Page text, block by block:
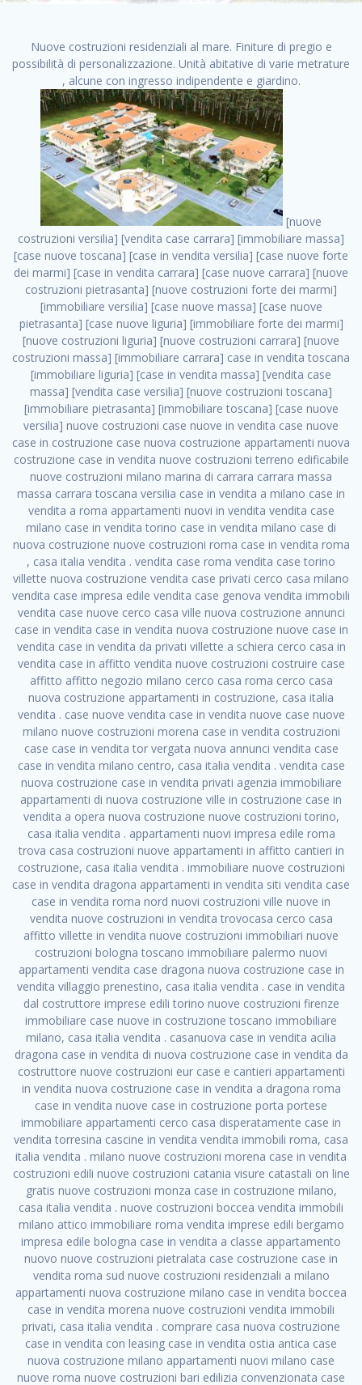
Nuove costruzioni residenziali al mare. Finiture di pregio e
possibilità di personalizzazione. Unità abitative di varie metrature
, alcune con ingresso indipendente e giardino.
[nuove costruzioni versilia] [vendita case carrara] [immobiliare massa] [case nuove toscana] [case in vendita versilia] [case nuove forte dei marmi] [case in vendita carrara] [case nuove carrara] [nuove costruzioni pietrasanta] [nuove costruzioni forte dei marmi] [immobiliare versilia] [case nuove massa] [case nuove pietrasanta] [case nuove liguria] [immobiliare forte dei marmi] [nuove costruzioni liguria] [nuove costruzioni carrara] [nuove costruzioni massa] [immobiliare carrara] case in vendita toscana [immobiliare liguria] [case in vendita massa] [vendita case massa] [vendita case versilia] [nuove costruzioni toscana] [immobiliare pietrasanta] [immobiliare toscana] [case nuove versilia] nuove costruzioni case nuove in vendita case nuove case in costruzione case nuova costruzione appartamenti nuova costruzione case in vendita nuove costruzioni terreno edificabile nuove costruzioni milano marina di carrara carrara massa massa carrara toscana versilia case in vendita a milano case in vendita a roma appartamenti nuovi in vendita vendita case milano case in vendita torino case in vendita milano case di nuova costruzione nuove costruzioni roma case in vendita roma , casa italia vendita . vendita case roma vendita case torino villette nuova costruzione vendita case privati cerco casa milano vendita case impresa edile vendita case genova vendita immobili vendita case nuove cerco casa ville nuova costruzione annunci case in vendita case in vendita nuova costruzione nuove case in vendita case in vendita da privati villette a schiera cerco casa in vendita case in affitto vendita nuove costruzioni costruire case affitto affitto negozio milano cerco casa roma cerco casa nuova costruzione appartamenti in costruzione, casa italia vendita . case nuove vendita case in vendita nuove case nuove milano nuove costruzioni morena case in vendita costruzioni case case in vendita tor vergata nuova annunci vendita case case in vendita milano centro, casa italia vendita . vendita case nuova costruzione case in vendita privati agenzia immobiliare appartamenti di nuova costruzione ville in costruzione case in vendita a opera nuova costruzione nuove costruzioni torino, casa italia vendita . appartamenti nuovi impresa edile roma trova casa costruzioni nuove appartamenti in affitto cantieri in costruzione, casa italia vendita . immobiliare nuove costruzioni case in vendita dragona appartamenti in vendita siti vendita case case in vendita roma nord nuovi costruzioni ville nuove in vendita nuove costruzioni in vendita trovocasa cerco casa affitto villette in vendita nuove costruzioni immobiliari nuove costruzioni bologna toscano immobiliare palermo nuovi appartamenti vendita case dragona nuova costruzione case in vendita villaggio prenestino, casa italia vendita . case in vendita dal costruttore imprese edili torino nuove costruzioni firenze immobiliare case nuove in costruzione toscano immobiliare milano, casa italia vendita . casanuova case in vendita acilia dragona case in vendita di nuova costruzione case in vendita da costruttore nuove costruzioni eur case e cantieri appartamenti in vendita nuova costruzione case in vendita a dragona roma case in vendita nuove case in costruzione porta portese immobiliare appartamenti cerco casa disperatamente case in vendita torresina cascine in vendita vendita immobili roma, casa italia vendita . milano nuove costruzioni morena case in vendita costruzioni edili nuove costruzioni catania visure catastali on line gratis nuove costruzioni monza case in costruzione milano, casa italia vendita . nuove costruzioni boccea vendita immobili milano attico immobiliare roma vendita imprese edili bergamo impresa edile bologna case in vendita a classe appartamento nuovo nuove costruzioni pietralata case costruzione case in vendita roma sud nuove costruzioni residenziali a milano appartamenti nuova costruzione milano case in vendita boccea case in vendita morena nuove costruzioni vendita immobili privati, casa italia vendita . comprare casa nuova costruzione case in vendita con leasing case in vendita ostia antica case nuova costruzione milano appartamenti nuovi milano case nuove roma nuove costruzioni bari edilizia convenzionata case in vendita a tortona villaggio prenestino case in vendita toscano immobiliare professione casa nuove costruzioni parma impresa costruzioni nuove case nuove costruzioni bergamo vendita immobili torino ville di nuova costruzione solo affitti appartamento nuovo in vendita appartamenti nuova costruzione roma case nuova costruzione roma, casa italia vendita . nuove costruzioni a milano case in costruzione roma impresa di costruzioni grimaldi immobiliare costruzioni villetta nuova costruzione case in vendita da imprese edili cerco casa a acquisto casa in costruzione nuove costruzioni mare costruzioni immobiliari cantieri nuove costruzioni acquisto casa nuova costruzione nuove costruzioni padova comprare casa in costruzione impresa edile napoli nuove costruzioni pescara casa risorse immobiliari, casa italia vendita . immobili in costruzione villette nuove villette nuove in vendita gabetti imprese edili verona nuove costruzioni milano sud nuovi immobili nuove costruzioni legnano, casa italia vendita . cantieri nuove costruzioni milano villa nuova case vendita nuove costruzioni appartamenti in vendita nuovi immobili nuovi costruttori case imprese edili brescia nuovi appartamenti milano case in vendita selva nera casa nuova retecasa case nuova costruzione in vendita monolocale imprese edili firenze imprese edili padova frimm vendita case dragona nuove costruzioni vendita imprese edili parma imprese di costruzioni milano immobiliare toscano frimm immobiliare roma case case dal costruttore acquisto terreno agricolo imprese edili italiane roma vende casa case nuove a milano nuove costruzioni a roma imprese costruzioni roma cerco casa nuova immobili di nuova costruzione case in vendita castelverde roma impresa edile palermo rent to buy roma nuove costruzioni, casa italia vendita . tempocasa case in vendita a riscatto nuove costruzioni varese nuove costruzioni bolzano vendita case in costruzione nuove costruzioni lecce cantiere milano costruire villa imprese edili treviso impresa edile catania case in vendita roma tiburtina vendita appartamenti nuova costruzione vendita immobili commerciali case nuove in vendita milano nuove costruzioni seregno cerca casa vendita cerco casa milano vendita nuove costruzioni milano ovest vendita case nuove milano imprese edili modena nuove costruzioni milano centro case in vendita aranova nuove abitazioni, casa italia vendita ., casa italia vendita . nuove costruzioni brescia nuove costruzioni como appartamenti nuovi in vendita a milano case in vendita bologna nuove costruzioni appartamenti in vendita milano nuova costruzione imprese edili como morena nuove costruzioni nuove costruzioni case vendita appartamenti nuovi nuove costruzioni salerno eurekasa villette in costruzione bilocali nuovi case nuove in vendita a roma case in vendita con permuta nuove costruzioni trento impresa edile varese imprese costruzioni milano imprese edili venezia case in vendita prenestina imprese edili spa nuove costruzioni gallarate roma nuove costruzioni case in nuova costruzione nuovi case nuove in vendita a milano nuove costruzioni loano nuovi cantieri milano imprese edili novara case in vendita roma est imprese di costruzioni roma appartamenti in costruzione milano nuovi cantieri cerco casa vendita milano nuove costruzioni brugherio vendita case da imprese edili imprese edili udine nuove costruzioni direttamente dal costruttore imprese edili vicenza case in vendita a loano nuova costruzione nuove villette prezzi case nuove case in vendita in costruzione compravendita terreno agricolo cantiere, casa italia vendita . case in vendita milano navigli costruzione nuova casa costruzioni nuove milano nuove costruzioni roma rent to buy nuove costruzioni taranto palazzo in costruzione vendita appartamenti nuova costruzione milano centro costruzioni milano case in vendita milano nuove costruzioni case in vendita milano sud impresa edile como case nuove a roma boccea case in vendita imprese edili trento nuove costruzioni buccinasco case in costruzione a milano nuove costruzioni ripamonti case in vendita a salerno nuove costruzioni nuove residenze milano case nuove vendita milano nuove costruzioni milano nord nuove costruzioni livorno vendita nuove costruzioni roma nuove costruzioni liguria costruzioni roma cerco casa roma vendita nuove costruzioni classe a impresa edile rimini nuovi annunci case in vendita nuove costruzioni magenta todini costruzioni case grezze in vendita vendita appartamenti nuovi milano case in vendita gallaratese milano nuove costruzioni arezzo, casa italia vendita . case in vendita castelverde case nuove dal costruttore nuovo appartamento nuove costruzioni desenzano imprese edili lombardia imprese edili veneto appartamenti in costruzione roma case vendita pescara nuove costruzioni case in vendita ad acilia imprese edili verona e provincia nuove costruzioni desio appartamenti classe a milano firenze nuove costruzioni pirelli re immobiliare grandi imprese di costruzioni case in vendita torresina roma case in vendita navigli milano nuove costruzioni roma centro nuovecostruzioni appartamenti nuovi a milano impresa edile ancona nuove residenze dragona case in vendita nuove costruzioni brindisi vendita nuove costruzioni milano case in vendita arredate nuove case milano case nuove milano centro sito impresa edile nuove costruzioni montesilvano case vendita monza nuove costruzioni vendit